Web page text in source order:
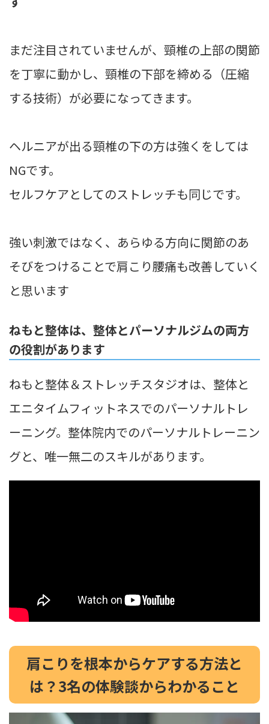
まだ注目されていませんが、頸椎の上部の関節
を丁寧に動かし、頸椎の下部を締める（圧縮
する技術）が必要になってきます。
ヘルニアが出る頸椎の下の方は強くをしては
NGです。
セルフケアとしてのストレッチも同じです。
強い刺激ではなく、あらゆる方向に関節のあ
そびをつけることで肩こり腰痛も改善していく
と思います
ねもと整体は、整体とパーソナルジムの両方
の役割があります
ねもと整体＆ストレッチスタジオは、整体と
エニタイムフィットネスでのパーソナルトレ
ーニング。整体院内でのパーソナルトレーニン
グと、唯一無二のスキルがあります。
肩こりを根本からケアする方法と
は？3名の体験談からわかること